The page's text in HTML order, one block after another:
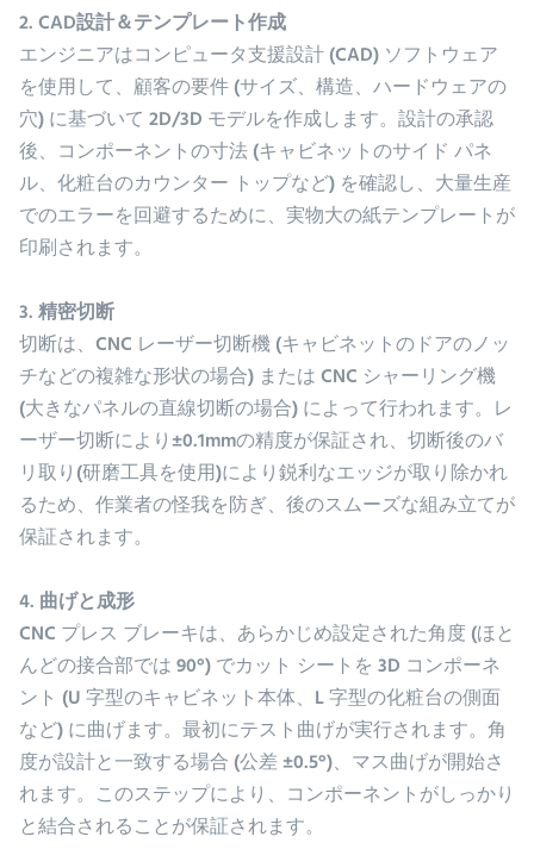
2. CAD設計＆テンプレート作成
エンジニアはコンピュータ支援設計 (CAD) ソフトウェア
を使用して、顧客の要件 (サイズ、構造、ハードウェアの
穴) に基づいて 2D/3D モデルを作成します。設計の承認
後、コンポーネントの寸法 (キャビネットのサイド パネ
ル、化粧台のカウンター トップなど) を確認し、大量生産
でのエラーを回避するために、実物大の紙テンプレートが
印刷されます。
3. 精密切断
切断は、CNC レーザー切断機 (キャビネットのドアのノッ
チなどの複雑な形状の場合) または CNC シャーリング機
(大きなパネルの直線切断の場合) によって行われます。レ
ーザー切断により±0.1mmの精度が保証され、切断後のバ
リ取り(研磨工具を使用)により鋭利なエッジが取り除かれ
るため、作業者の怪我を防ぎ、後のスムーズな組み立てが
保証されます。
4. 曲げと成形
CNC プレス ブレーキは、あらかじめ設定された角度 (ほと
んどの接合部では 90°) でカット シートを 3D コンポーネ
ント (U 字型のキャビネット本体、L 字型の化粧台の側面
など) に曲げます。最初にテスト曲げが実行されます。角
度が設計と一致する場合 (公差 ±0.5°)、マス曲げが開始さ
れます。このステップにより、コンポーネントがしっかり
と結合されることが保証されます。